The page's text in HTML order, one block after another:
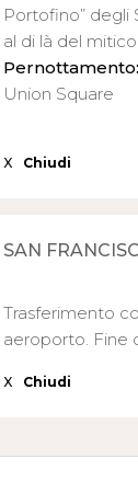
Portofino” degli
al di là del
Pernottamento:
Union Square
X Chiudi
SAN
Trasferimento
aeroporto. Fine
X Chiudi